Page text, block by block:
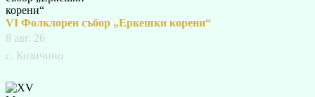
VI Фолклорен събор „Еркешки корени“
8 авг. 26
с. Козичино